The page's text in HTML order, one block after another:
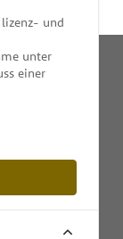
und
unter
einer